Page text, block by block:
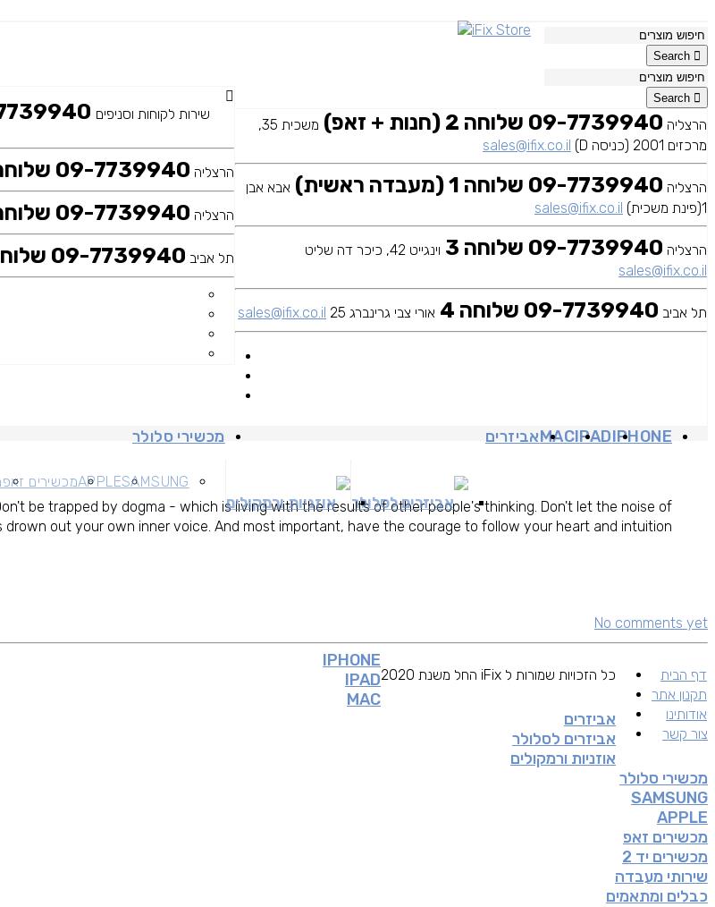
Search
שירות לקוחות וסניפים
הרצליה 09-7739940 שלוחה 1 (מעבדה ראשית)
הרצליה 09-7739940 שלוחה 3
תל אביב 09-7739940 שלוחה 4
IPHONE
IPAD
MACאביזרים
אביזרים לסלולר אוזניות ורמקולים
מכשירי סלולר
SAMSUNG
APPLEמכשירים זאפ
be trapped by dogma - which is living with the results of other people's thinking. Don't let the noise of
drown out your own inner voice. And most important, have the courage to follow your heart and intuition.
No comments yet
דף הבית
תקנון אתר
אודותינו
צור קשר
כל הזכויות שמורות ל iFix החל משנת 2020
Search
הרצליה 09-7739940 שלוחה 2 (חנות + זאפ)
משכית 35,
מרכזים 2001 (כניסה D)
sales@ifix.co.il
הרצליה 09-7739940 שלוחה 1 (מעבדה ראשית)
אבא אבן
1(פינת משכית)
sales@ifix.co.il
הרצליה 09-7739940 שלוחה 3
וינגייט 42, כיכר דה שליט
sales@ifix.co.il
תל אביב 09-7739940 שלוחה 4 אורי צבי גרינברג 25 sales@ifix.co.il
IPHONE
IPAD
MAC
אביזרים
אביזרים לסלולר
אוזניות ורמקולים
מכשירי סלולר
SAMSUNG
APPLE
מכשירים זאפ
מכשירים יד 2
שירותי מעבדה
כבלים ומתאמים